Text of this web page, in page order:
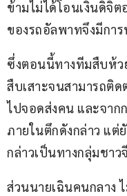
ข้ามไม่ได้โอนเงินดิจิต
ของรถอัลพาทจึงมีกา
ซึ่งตอนนี้ทางทีมสืบห้ว
สืบเสาะจนสามารถติ
ไปจอดส่งคน และจาก
ภายในตึกดังกล่าว แต่
กล่าวเป็นทางกลุ่มชาว
ส่วนนายเฉินคนกลาง